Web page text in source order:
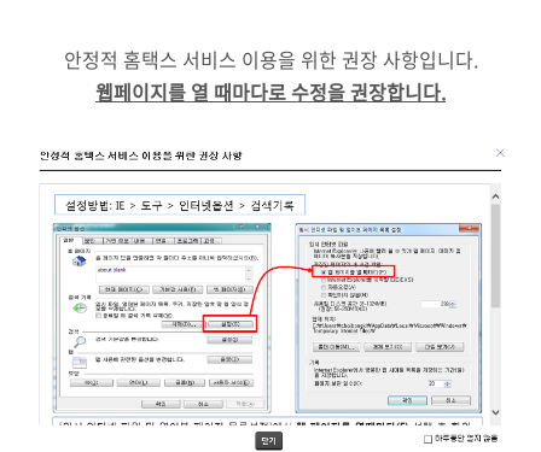
안정적 홈택스 서비스 이용을 위한 권장 사항입니다.
웹페이지를 열 때마다로 수정을 권장합니다.